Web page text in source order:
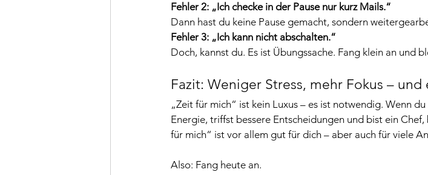
Fehler 2: „Ich checke in der Pause nur kurz Mails.“
Dann hast du keine Pause gemacht, sondern
Fehler 3: „Ich kann nicht abschalten.“
Doch, kannst du. Es ist Übungssache. Fang klein an und
Fazit: Weniger Stress, mehr Fokus –
„Zeit für mich“ ist kein Luxus – es ist notwendig. Wenn
Energie, triffst bessere Entscheidungen und bist ein
für mich“ ist vor allem gut für dich – aber auch für viele
Also: Fang heute an.